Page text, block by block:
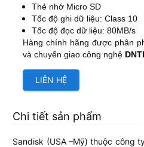
Thẻ nhớ Micro SD
Tốc độ ghi dữ liệu: Class 10
Tốc độ đọc dữ liệu: 80MB/s
Hàng chính hãng được phân
và chuyển giao công nghệ
LIÊN HỆ
Chi tiết sản phẩm
Sandisk (USA –Mỹ) thuộc công